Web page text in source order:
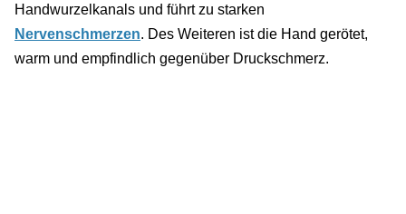
Handwurzelkanals und führt zu starken
Nervenschmerzen. Des Weiteren ist die Hand gerötet,
warm und empfindlich gegenüber Druckschmerz.